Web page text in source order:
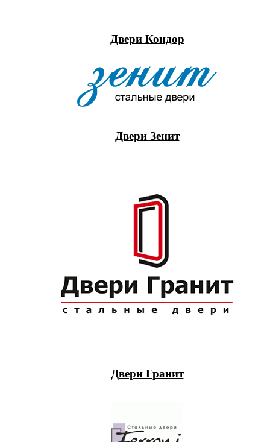
Двери Кондор
Двери Зенит
Двери Гранит